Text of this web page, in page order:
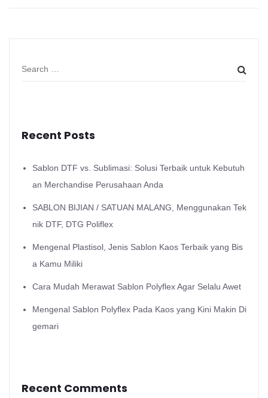
Recent Posts
Sablon DTF vs. Sublimasi: Solusi Terbaik untuk Kebutuh
an Merchandise Perusahaan Anda
SABLON BIJIAN / SATUAN MALANG, Menggunakan Tek
nik DTF, DTG Poliflex
Mengenal Plastisol, Jenis Sablon Kaos Terbaik yang Bis
a Kamu Miliki
Cara Mudah Merawat Sablon Polyflex Agar Selalu Awet
Mengenal Sablon Polyflex Pada Kaos yang Kini Makin Di
gemari
Recent Comments